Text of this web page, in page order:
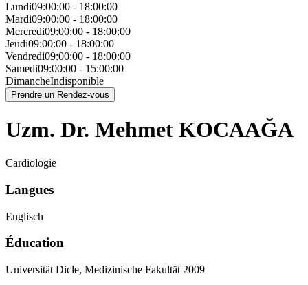
Lundi09:00:00 - 18:00:00
Mardi09:00:00 - 18:00:00
Mercredi09:00:00 - 18:00:00
Jeudi09:00:00 - 18:00:00
Vendredi09:00:00 - 18:00:00
Samedi09:00:00 - 15:00:00
DimancheIndisponible
Prendre un Rendez-vous
Uzm. Dr. Mehmet KOCAAĞA
Cardiologie
Langues
Englisch
Éducation
Universität Dicle, Medizinische Fakultät 2009